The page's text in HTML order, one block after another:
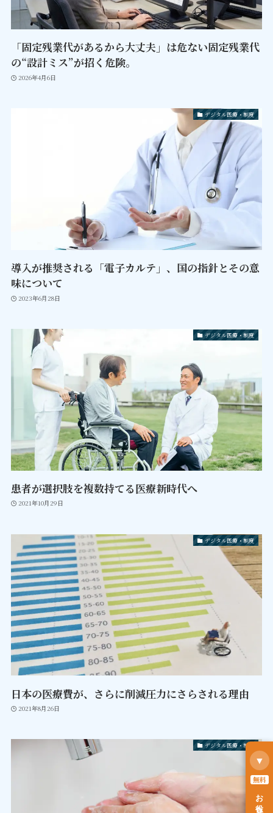
「固定残業代があるから大丈夫」は危ない固定残業代
の“設計ミス”が招く危険。
2026年4月6日
デジタル医療・制度
導入が推奨される「電子カルテ」、国の指針とその意
味について
2023年6月28日
デジタル医療・制度
患者が選択肢を複数持てる医療新時代へ
2021年10月29日
デジタル医療・制度
日本の医療費が、さらに削減圧力にさらされる理由
2021年8月26日
デジタル医療・制度
▼
無料
お役立ち資料